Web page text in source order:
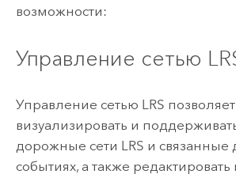
возможности:
Управление сетью
Управление сетью LRS
визуализировать и
дорожные сети LRS и связанные
событиях, а также редактировать